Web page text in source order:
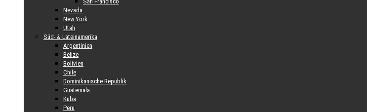
Nevada
New York
Utah
Süd- & Lateinamerika
Argentinien
Belize
Bolivien
Chile
Dominikanische Republik
Guatemala
Kuba
Peru